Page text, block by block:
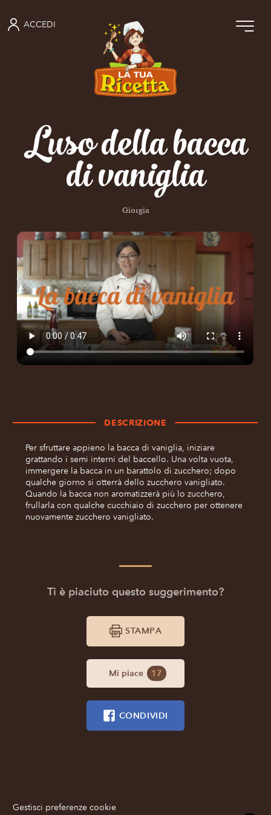
ACCEDI
L’uso della bacca
di vaniglia
Giorgia
DESCRIZIONE
Per sfruttare appieno la bacca di vaniglia, iniziare
grattando i semi interni del baccello. Una volta vuota,
immergere la bacca in un barattolo di zucchero; dopo
qualche giorno si otterrà dello zucchero vanigliato.
Quando la bacca non aromatizzerà più lo zucchero,
frullarla con qualche cucchiaio di zucchero per ottenere
nuovamente zucchero vanigliato.
Ti è piaciuto questo suggerimento?
STAMPA
Mi piace 17
CONDIVIDI
Gestisci preferenze cookie